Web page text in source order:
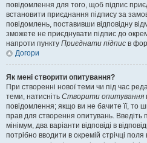
повідомлення для того, щоб підпис
встановити приєднання підпису за
повідомлень, поставивши відповідну
зможете не приєднувати підпис до
напроти пункту Приєднати підпис в
Догори
Як мені створити опитування?
При створенні нової теми чи під час
теми, натисніть Створити опитування
повідомлення; якщо ви не бачите її, то
прав для створення опитувань. Введіть
мінімум, два варіанти відповіді в
потрібно вводити в окремій стрічці поля